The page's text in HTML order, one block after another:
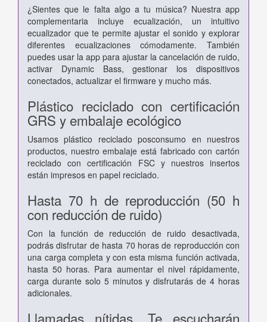
¿Sientes que le falta algo a tu música? Nuestra app
complementaria incluye ecualización, un intuitivo
ecualizador que te permite ajustar el sonido y explorar
diferentes ecualizaciones cómodamente. También
puedes usar la app para ajustar la cancelación de ruido,
activar Dynamic Bass, gestionar los dispositivos
conectados, actualizar el firmware y mucho más.
Plástico reciclado con certificación
GRS y embalaje ecológico
Usamos plástico reciclado posconsumo en nuestros
productos, nuestro embalaje está fabricado con cartón
reciclado con certificación FSC y nuestros insertos
están impresos en papel reciclado.
Hasta 70 h de reproducción (50 h
con reducción de ruido)
Con la función de reducción de ruido desactivada,
podrás disfrutar de hasta 70 horas de reproducción con
una carga completa y con esta misma función activada,
hasta 50 horas. Para aumentar el nivel rápidamente,
carga durante solo 5 minutos y disfrutarás de 4 horas
adicionales.
Llamadas nítidas. Te escucharán